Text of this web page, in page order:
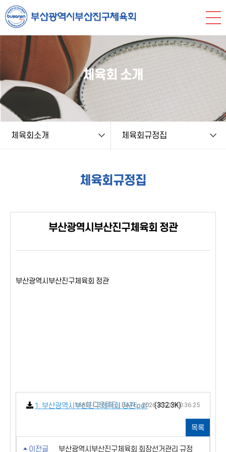
본문 바로가기
string(9) "board.php" string(9) "sportslaw" NULL
체육회 소개
체육회소개 체육회규정집
체육회규정집
부산광역시부산진구체육회 정관
부산광역시부산진구체육회 정관
1. 부산광역시부산진구체육회 정관.pdf (332.3K)
168회 다운로드 | DATE : 2026-01-05 10:36:25
목록
이전글 부산광역시부산진구체육회 회장선거관리 규정